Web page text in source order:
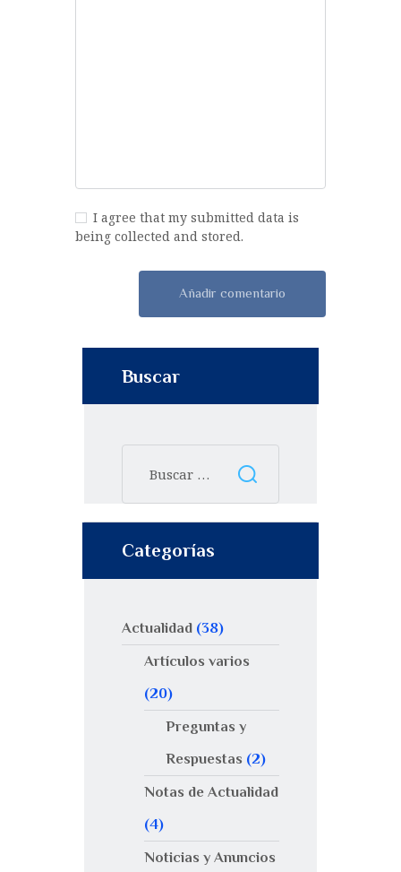
I agree that my submitted data is
being collected and stored.
Buscar
Categorías
Actualidad (38)
Artículos varios
(20)
Preguntas y
Respuestas (2)
Notas de Actualidad
(4)
Noticias y Anuncios